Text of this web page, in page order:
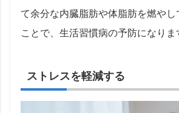
て余分な内臓脂肪や体脂肪を燃やし
ことで、生活習慣病の予防になりま
ストレスを軽減する